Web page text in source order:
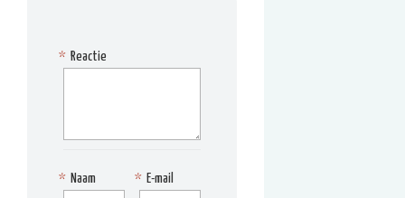
Reactie
*
Naam
* E-mail
*